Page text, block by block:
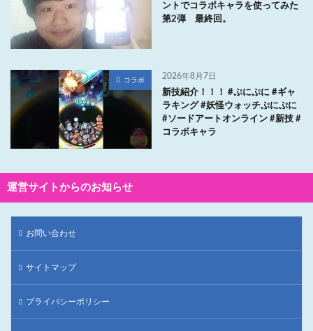
ントでコラボキャラを使ってみた
第2弾 最終回。
コラボ 2026年8月7日
新技紹介！！！ #ぷにぷに #ギャ
ラキング #妖怪ウォッチぷにぷに
#ソードアートオンライン #新技 #
コラボキャラ
運営サイトからのお知らせ
お問い合わせ
サイトマップ
プライバシーポリシー